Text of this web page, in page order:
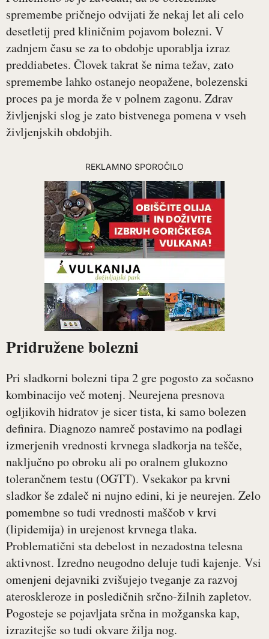
spremembe pričnejo odvijati že nekaj let ali celo
desetletij pred kliničnim pojavom bolezni. V
zadnjem času se za to obdobje uporablja izraz
preddiabetes. Človek takrat še nima težav, zato
spremembe lahko ostanejo neopažene, bolezenski
proces pa je morda že v polnem zagonu. Zdrav
življenjski slog je zato bistvenega pomena v vseh
življenjskih obdobjih.
REKLAMNO SPOROČILO
Pridružene bolezni
Pri sladkorni bolezni tipa 2 gre pogosto za sočasno
kombinacijo več motenj. Neurejena presnova
ogljikovih hidratov je sicer tista, ki samo bolezen
definira. Diagnozo namreč postavimo na podlagi
izmerjenih vrednosti krvnega sladkorja na tešče,
naključno po obroku ali po oralnem glukozno
tolerančnem testu (OGTT). Vsekakor pa krvni
sladkor še zdaleč ni nujno edini, ki je neurejen. Zelo
pomembne so tudi vrednosti maščob v krvi
(lipidemija) in urejenost krvnega tlaka.
Problematični sta debelost in nezadostna telesna
aktivnost. Izredno neugodno deluje tudi kajenje. Vsi
omenjeni dejavniki zvišujejo tveganje za razvoj
ateroskleroze in posledičnih srčno-žilnih zapletov.
Pogosteje se pojavljata srčna in možganska kap,
izrazitejše so tudi okvare žilja nog.